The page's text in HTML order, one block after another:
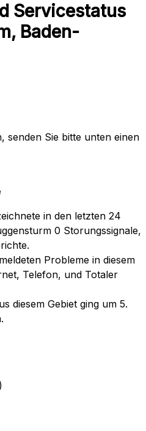
Servicestatus
Baden-
senden Sie bitte unten einen
in den letzten 24
0 Storungssignale,
Probleme in diesem
Telefon, und Totaler
diesem Gebiet ging um 5.